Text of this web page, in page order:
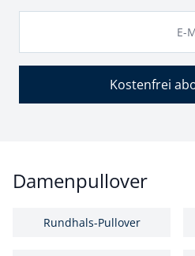
E-
Kostenfrei
Damenpullover
Rundhals-Pullover